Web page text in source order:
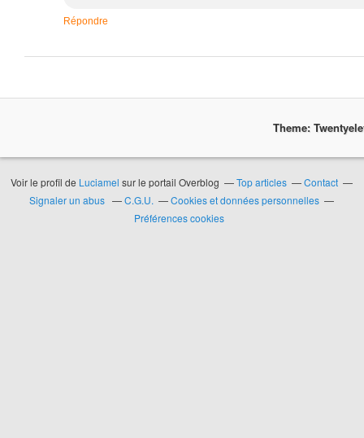
Répondre
Theme:
Voir le profil de Luciamel sur le portail Overblog Top articles
Contact
Signaler un abus
C.G.U.
Cookies et données personnelles
Préférences cookies